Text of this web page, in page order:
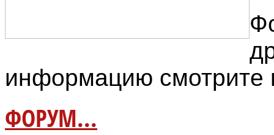
информацию смотрите
ФОРУМ...